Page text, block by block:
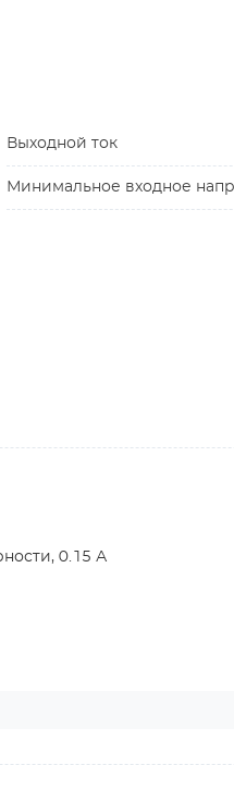
Выходной ток
Минимальное входное
0.15 А